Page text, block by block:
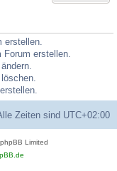
erstellen.
erstellen.
ändern.
löschen.
Zeiten sind UTC+02:00
Limited